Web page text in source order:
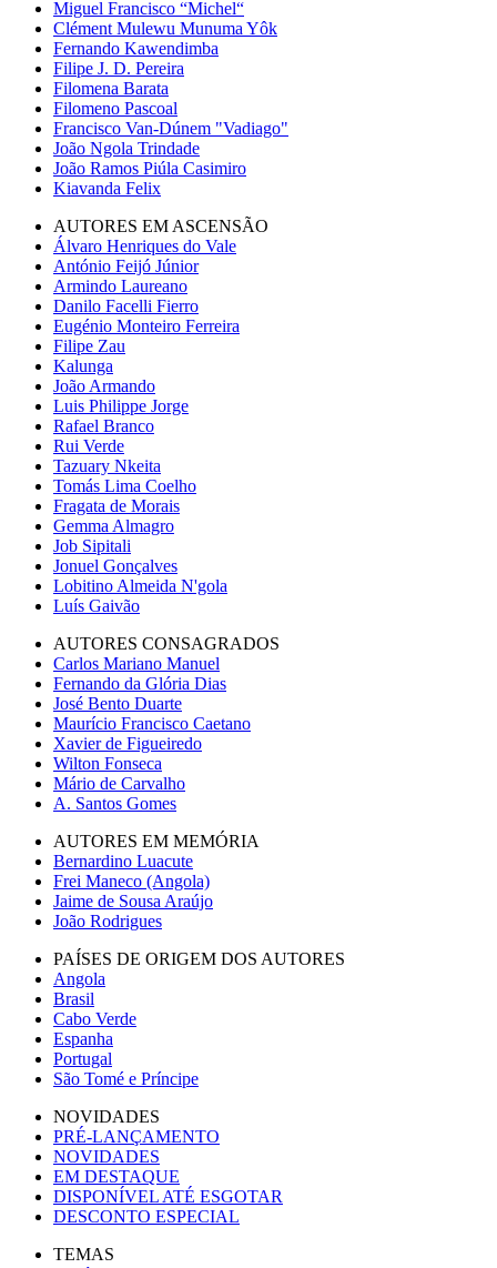
Miguel Francisco “Michel“
Clément Mulewu Munuma Yôk
Fernando Kawendimba
Filipe J. D. Pereira
Filomena Barata
Filomeno Pascoal
Francisco Van-Dúnem "Vadiago"
João Ngola Trindade
João Ramos Piúla Casimiro
Kiavanda Felix
AUTORES EM ASCENSÃO
Álvaro Henriques do Vale
António Feijó Júnior
Armindo Laureano
Danilo Facelli Fierro
Eugénio Monteiro Ferreira
Filipe Zau
Kalunga
João Armando
Luis Philippe Jorge
Rafael Branco
Rui Verde
Tazuary Nkeita
Tomás Lima Coelho
Fragata de Morais
Gemma Almagro
Job Sipitali
Jonuel Gonçalves
Lobitino Almeida N'gola
Luís Gaivão
AUTORES CONSAGRADOS
Carlos Mariano Manuel
Fernando da Glória Dias
José Bento Duarte
Maurício Francisco Caetano
Xavier de Figueiredo
Wilton Fonseca
Mário de Carvalho
A. Santos Gomes
AUTORES EM MEMÓRIA
Bernardino Luacute
Frei Maneco (Angola)
Jaime de Sousa Araújo
João Rodrigues
PAÍSES DE ORIGEM DOS AUTORES
Angola
Brasil
Cabo Verde
Espanha
Portugal
São Tomé e Príncipe
NOVIDADES
PRÉ-LANÇAMENTO
NOVIDADES
EM DESTAQUE
DISPONÍVEL ATÉ ESGOTAR
DESCONTO ESPECIAL
TEMAS